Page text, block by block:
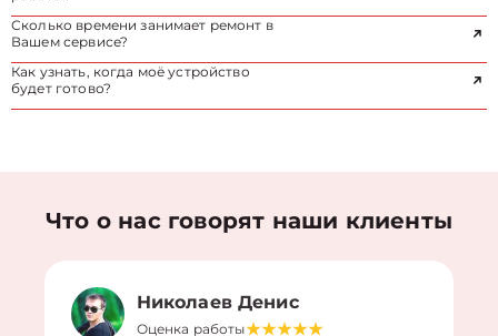
Сколько времени занимает ремонт в
Вашем сервисе?
Как узнать, когда моё устройство
будет готово?
Что о нас говорят наши клиенты
Николаев Денис
Оценка работы